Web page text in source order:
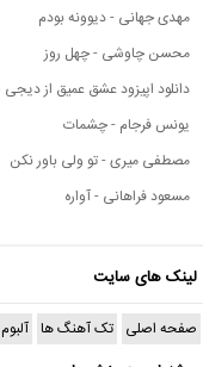
مهدی جهانی - دیوونه بودم
محسن چاوشی - چهل روز
دانلود اپیزود عشق عمیق از
یونس فرجام - چشمات
مصطفی میری - تو ولی باور نکن
مسعود فراهانی - آواره
لینک های سایت
صفحه اصلی تک آهنگ ها